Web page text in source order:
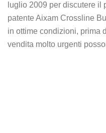
luglio 2009 per discutere il
patente Aixam Crossline
in ottime condizioni, prima
vendita molto urgenti